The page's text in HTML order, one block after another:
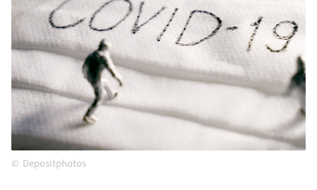
Depositphotos